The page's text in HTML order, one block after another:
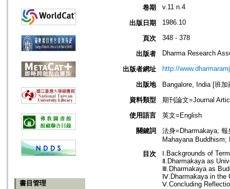
書目管理
卷期 v.11 n.4
出版日期 1986.10
頁次 348 - 378
出版者 Dharma Research
出版者網址 http://
出版地
Bangalore, India [班
資料類型
期刊論文=Journal
使用語言
英文=English
關鍵詞
法身=Dharmakaya;
Mahayana Buddhism;
目次
Ⅰ.Backgrounds of
Ⅱ.Dharmakaya as
Ⅲ.Dharmakaya as
Ⅳ.Dharmakaya in the
Ⅴ.Concluding